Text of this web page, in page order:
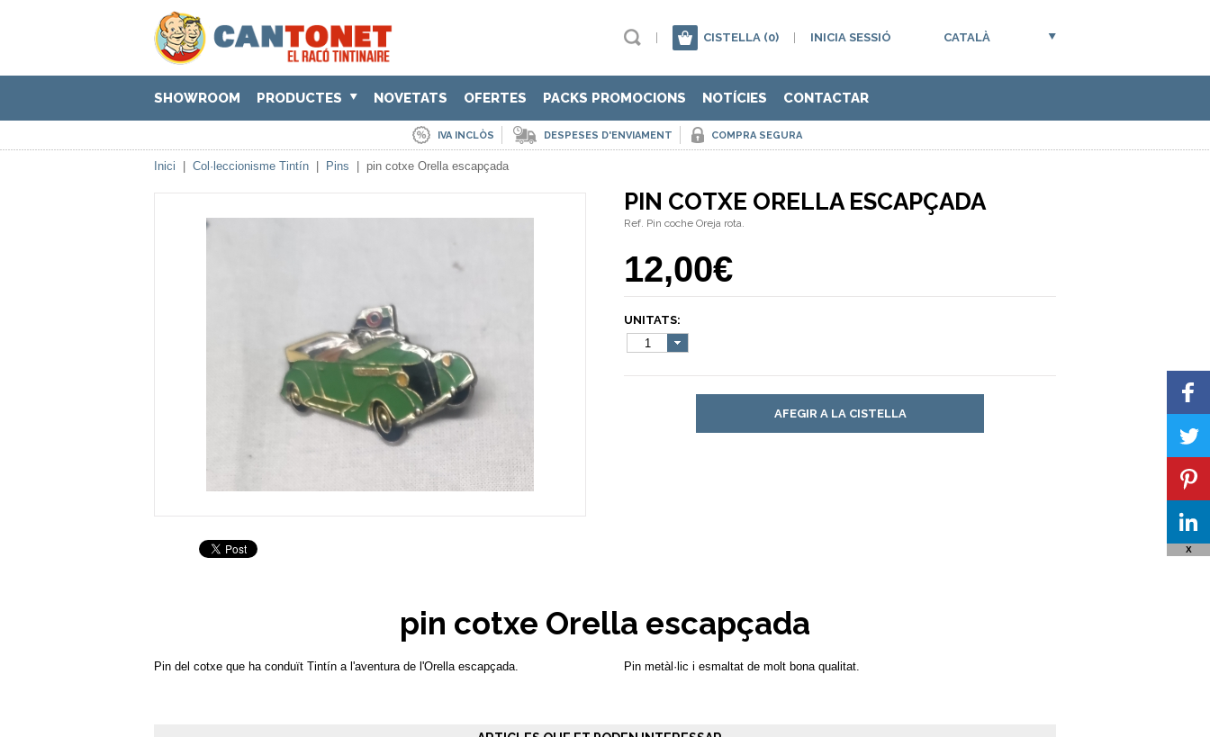
CISTELLA (0) INICIA SESSIÓ CATALÀ
SHOWROOM PRODUCTES NOVETATS OFERTES PACKS PROMOCIONS NOTÍCIES CONTACTAR
IVA INCLÒS DESPESES D'ENVIAMENT COMPRA SEGURA
Inici Col·leccionisme Tintín Pins pin cotxe Orella escapçada
PIN COTXE ORELLA ESCAPÇADA
Ref. Pin coche Oreja rota.
12,00€
UNITATS:
1
AFEGIR A LA CISTELLA
pin cotxe Orella escapçada
Pin del cotxe que ha conduït Tintín a l'aventura de l'Orella escapçada. Pin metàl·lic i esmaltat de molt bona qualitat.
X